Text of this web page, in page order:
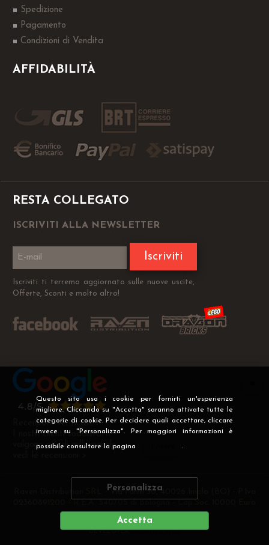
Questo sito usa i cookie per fornirti un'esperienza
migliore. Cliccando su "Accetta" saranno attivate tutte le
categorie di cookie. Per decidere quali accettare, cliccare
invece su "Personalizza". Per maggiori informazioni è
possibile consultare la pagina .
Personalizza
Accetta
Spedizione
Pagamento
Condizioni di Vendita
AFFIDABILITÀ
RESTA COLLEGATO
ISCRIVITI ALLA NEWSLETTER
Iscriviti
Iscriviti ti terremo aggiornato sulle nuove uscite,
Offerte, Sconti e molto altro!
Recensioni Verificate
I nostri clienti soddisfatti
valgono più di mille parole
Raven Distribution SRL - Via Fanin 30, 40026 Imola (BO) - P.Iva
i.v
DEVELOPERCREATIVE WEB